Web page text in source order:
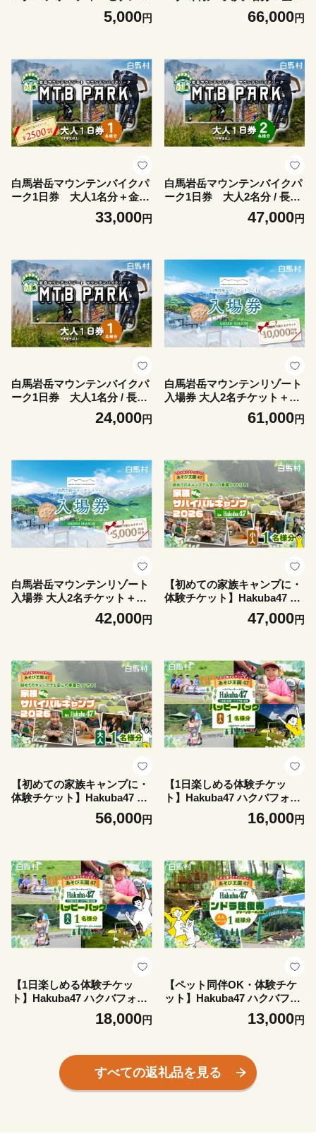
ンドラ往復乗車券 小人1名様
マウンテンスポーツパーク 絶
ィビティ 観光 旅行券 長野県
白馬村【L0980736】
5,000円
2500円分 / 長野県白馬村 M
ー 絶景の北アルプス 犬連
れ【L0200747】
66,000円
白馬岩岳マウンテンバイクパ
ーク1日券 大人1名分＋金券
2500円分 / 長野県白馬村 M
ー 絶景の北アルプス 犬連
れ【L0200746】
33,000円
白馬岩岳マウンテンバイクパ
ーク1日券 大人2名分 / 長野
リゾート アクティビティ
ルプス 犬連れ【L020074
5】
47,000円
白馬岩岳マウンテンバイクパ
ーク1日券 大人1名分 / 長野
リゾート アクティビティ
ルプス 犬連れ【L020074
4】
24,000円
白馬岩岳マウンテンリゾート
入場券 大人2名チケット＋金
券10000円分 / 長野県白馬
村 ゴンドラリフト往復券 マ
コ マウンテンハーバー 絶
景の北アルプス 犬連れ【L0
200743】
61,000円
白馬岩岳マウンテンリゾート
入場券 大人2名チケット＋金
券5000円分 / 長野県白馬村
ゴンドラリフト往復券 マウン
マウンテンハーバー 絶景の
北アルプス 犬連れ【L02007
42】
42,000円
【初めての家族キャンプに・
体験チケット】Hakuba47 ハ
クバフォーティーセブン 家族
deサバイバルキャンプ 小人1
ー こども 小学生 自然体験 サ
バイバル 夏休み 思い出 北ア
ルプス 観光 旅行券 長野県白
馬村【L0980741】
47,000円
【初めての家族キャンプに・
体験チケット】Hakuba47 ハ
クバフォーティーセブン 家族
deサバイバルキャンプ 大人1
ー 子供 自然体験 サバイバル
夏休み 思い出 北アルプス 観
光 旅行券 長野県白馬村【L09
80740】
56,000円
【1日楽しめる体験チケッ
ト】Hakuba47 ハクバフォー
ティーセブン ハッピーパック
小人1名様 ゴンドラ往復＋ア
展望 雲海 北アルプス 白馬連
峰 避暑 アウトドア 夏休み 家
族 観光 旅行券 長野県白馬村
【L0980739】
16,000円
【1日楽しめる体験チケッ
ト】Hakuba47 ハクバフォー
ティーセブン ハッピーパック
大人1名様 ゴンドラ往復＋ア
展望 雲海 北アルプス 白馬連
峰 避暑 アウトドア 夏休み 家
族 観光 旅行券 長野県白馬村
18,000円
【ペット同伴OK・体験チケ
ット】Hakuba47 ハクバフォ
ーティーセブン ゴンドラ往復
乗車券 大人1名様＋ペット1
北アルプス 白馬連峰 避暑 ア
ウトドア アクティビティ 観
光 旅行券 長野県白馬村【L09
13,000円
すべての返礼品を見る